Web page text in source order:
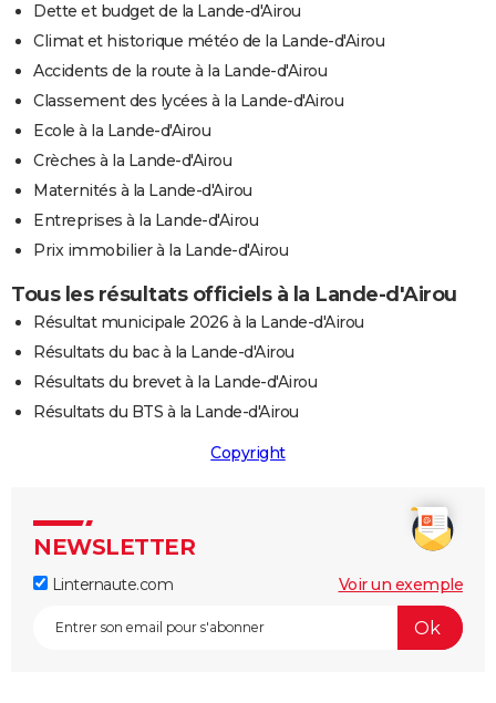
Dette et budget de la Lande-d'Airou
Climat et historique météo de la Lande-d'Airou
Accidents de la route à la Lande-d'Airou
Classement des lycées à la Lande-d'Airou
Ecole à la Lande-d'Airou
Crèches à la Lande-d'Airou
Maternités à la Lande-d'Airou
Entreprises à la Lande-d'Airou
Prix immobilier à la Lande-d'Airou
Tous les résultats officiels à la Lande-d'Airou
Résultat municipale 2026 à la Lande-d'Airou
Résultats du bac à la Lande-d'Airou
Résultats du brevet à la Lande-d'Airou
Résultats du BTS à la Lande-d'Airou
Copyright
NEWSLETTER
Linternaute.com Voir un exemple